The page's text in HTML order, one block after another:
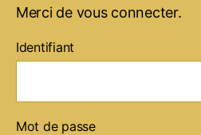
Merci de vous connecter.
Identifiant
Mot de passe